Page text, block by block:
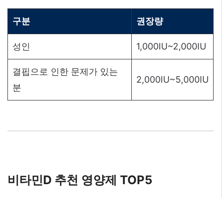
구분 권장량
성인 1,000IU~2,000IU
결핍으로 인한 문제가 있는
분
2,000IU~5,000IU
비타민D 추천 영양제 TOP5